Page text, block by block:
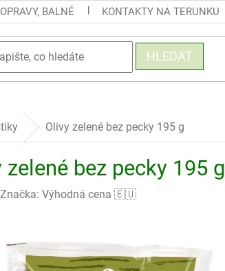
BALNÉ KONTAKTY NA TERUNKU
HLEDAT
Olivy zelené bez pecky 195 g
zelené bez pecky 195 g
Značka: Výhodná cena 🇪🇺